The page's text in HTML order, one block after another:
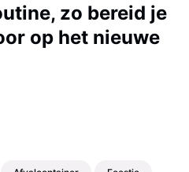
zo bereid je
op het nieuwe